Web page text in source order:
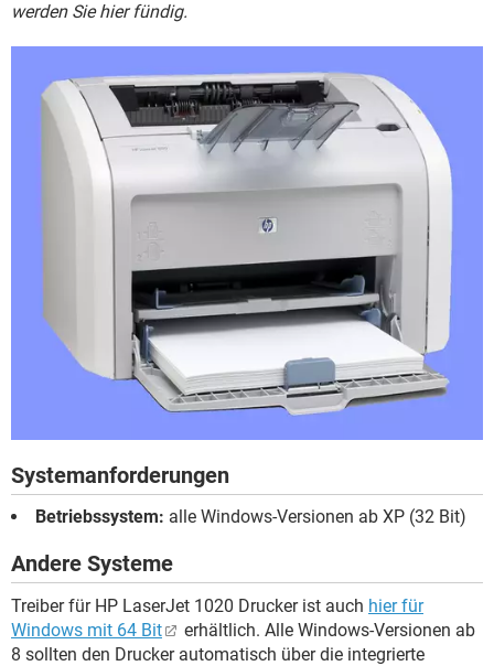
werden Sie hier fündig.
Systemanforderungen
Betriebssystem: alle Windows-Versionen ab XP (32 Bit)
Andere Systeme
Treiber für HP LaserJet 1020 Drucker ist auch hier für
Windows mit 64 Bit
erhältlich. Alle Windows-Versionen ab
8 sollten den Drucker automatisch über die integrierte